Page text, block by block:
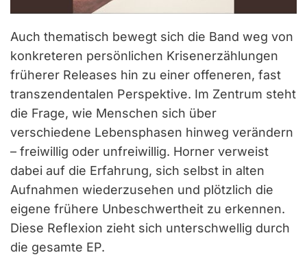
Auch thematisch bewegt sich die Band weg von
konkreteren persönlichen Krisenerzählungen
früherer Releases hin zu einer offeneren, fast
transzendentalen Perspektive. Im Zentrum steht
die Frage, wie Menschen sich über
verschiedene Lebensphasen hinweg verändern
– freiwillig oder unfreiwillig. Horner verweist
dabei auf die Erfahrung, sich selbst in alten
Aufnahmen wiederzusehen und plötzlich die
eigene frühere Unbeschwertheit zu erkennen.
Diese Reflexion zieht sich unterschwellig durch
die gesamte EP.